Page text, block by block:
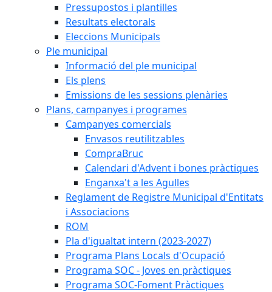
Pressupostos i plantilles
Resultats electorals
Eleccions Municipals
Ple municipal
Informació del ple municipal
Els plens
Emissions de les sessions plenàries
Plans, campanyes i programes
Campanyes comercials
Envasos reutilitzables
CompraBruc
Calendari d'Advent i bones pràctiques
Enganxa't a les Agulles
Reglament de Registre Municipal d'Entitats
i Associacions
ROM
Pla d'igualtat intern (2023-2027)
Programa Plans Locals d'Ocupació
Programa SOC - Joves en pràctiques
Programa SOC-Foment Pràctiques